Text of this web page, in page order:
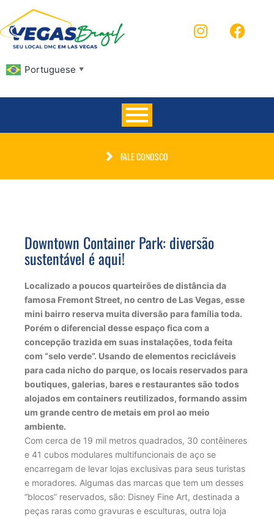
Portuguese ▼
FALE CONOSCO
Downtown Container Park: diversão
sustentável é aqui!
Localizado a poucos quarteirões de distância da
famosa Fremont Street, no centro de Las Vegas, esse
mini bairro reserva muita diversão para família toda.
Porém o diferencial desse espaço fica com a
concepção trazida em suas instalações, toda feita
com “selo verde”. Usando de elementos recicláveis
para cada nicho do parque, os locais reservados para
boutiques, galerias, bares e restaurantes são todos
alojados em containers reutilizados, formando assim
um grande centro de metais em prol ao meio
ambiente.
Com cerca de 19 mil metros quadrados, 30 contêineres
e 41 cubos modulares multifuncionais de aço se
encarregam de levar lojas exclusivas para seus turistas
e moradores. Algumas das marcas que tem um desses
“blocos” reservados, são: Disney Fine Art, destinada a
peças raras como gravuras e esculturas, outra loja